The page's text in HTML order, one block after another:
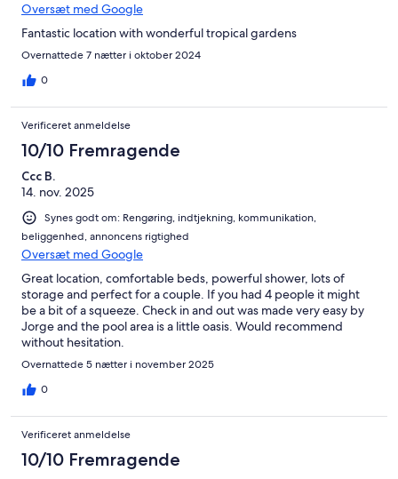
Oversæt med Google
Fantastic location with wonderful tropical gardens
Overnattede 7 nætter i oktober 2024
0
Verificeret anmeldelse
10/10 Fremragende
Ccc B.
14. nov. 2025
Synes godt om: Rengøring, indtjekning, kommunikation,
beliggenhed, annoncens rigtighed
Oversæt med Google
Great location, comfortable beds, powerful shower, lots of
storage and perfect for a couple. If you had 4 people it might
be a bit of a squeeze. Check in and out was made very easy by
Jorge and the pool area is a little oasis. Would recommend
without hesitation.
Overnattede 5 nætter i november 2025
0
Verificeret anmeldelse
10/10 Fremragende